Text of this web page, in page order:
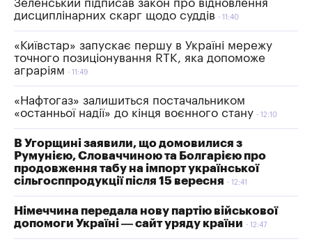
Зеленський підписав закон про відновлення
дисциплінарних скарг щодо суддів
11:40
«Київстар» запускає першу в Україні мережу
точного позиціонування RTK, яка допоможе
аграріям
11:49
«Нафтогаз» залишиться постачальником
«останньої надії» до кінця воєнного стану
12:10
В Угорщині заявили, що домовилися з
Румунією, Словаччиною та Болгарією про
продовження табу на імпорт української
сільгосппродукції після 15 вересня
12:41
Німеччина передала нову партію військової
допомоги Україні — сайт уряду країни
12:47